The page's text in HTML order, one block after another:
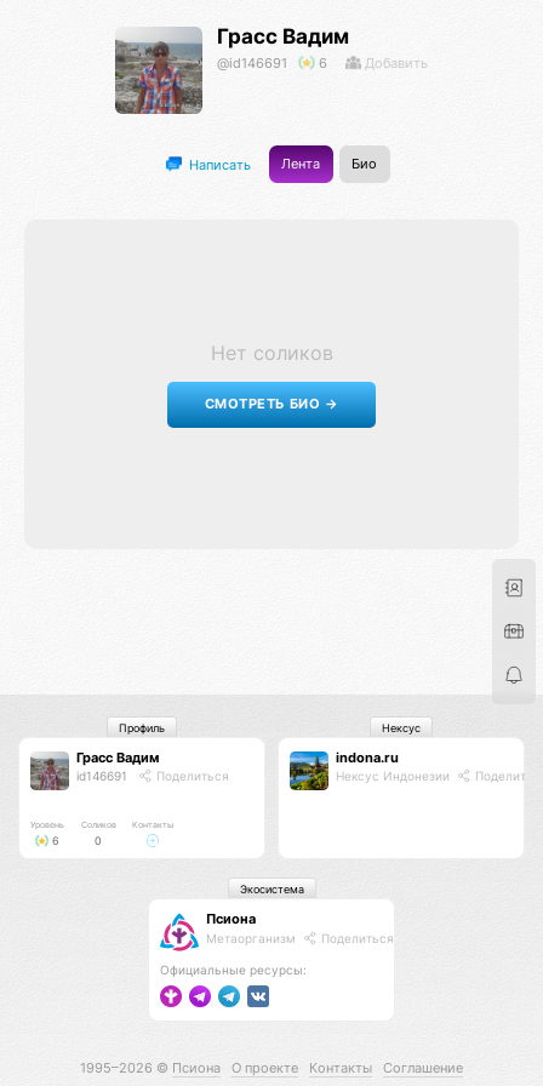
Грасс Вадим
@id146691 6 Добавить
Написать Лента Био
Нет соликов
СМОТРЕТЬ БИО →
Грасс Вадим
id146691 Поделиться
Уровень
6
Соликов
0
Контакты
Профиль
indona.ru
Нексус Индонезии
Нексус
Псиона
Метаорганизм Поделиться
Официальные ресурсы:
Экосистема
1995–2026 © Псиона О проекте Контакты Соглашение